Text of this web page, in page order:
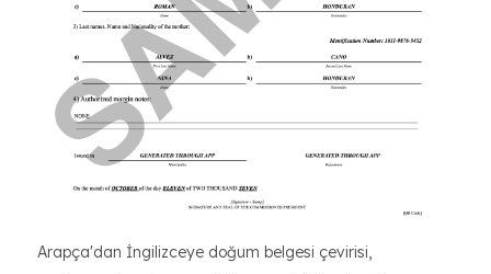
Arapça'dan İngilizceye doğum belgesi çevirisi,